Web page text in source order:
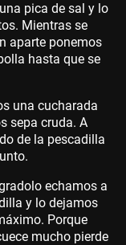
pica de sal y lo
Mientras se
aparte ponemos
hasta que se
una cucharada
sepa cruda. A
de la pescadilla
lo echamos a
y lo dejamos
. Porque
mucho pierde